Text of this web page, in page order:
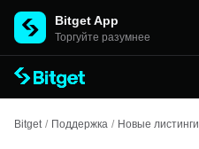
Bitget App
Торгуйте разумнее
Bitget / Поддержка / Новые листинги